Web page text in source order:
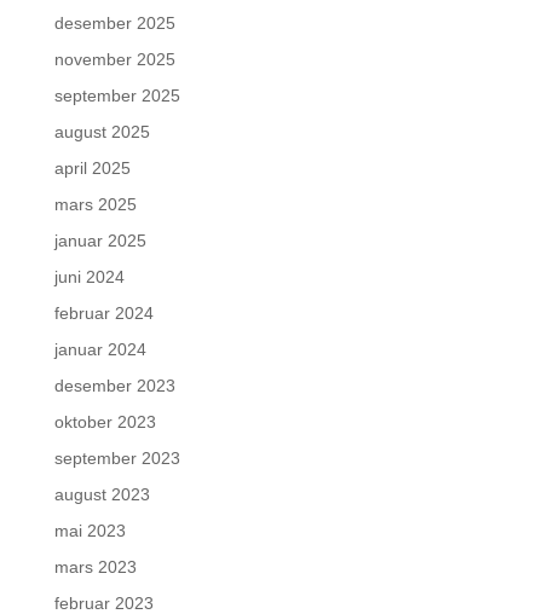
desember 2025
november 2025
september 2025
august 2025
april 2025
mars 2025
januar 2025
juni 2024
februar 2024
januar 2024
desember 2023
oktober 2023
september 2023
august 2023
mai 2023
mars 2023
februar 2023